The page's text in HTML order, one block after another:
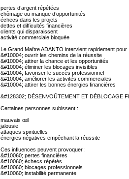
pertes d’argent répétées
chômage ou manque d’opportunités
échecs dans les projets
dettes et difficultés financières
clients qui disparaissent
activité commerciale bloquée
Le Grand Maître ADANTO intervient rapidement pour :
&#10004; ouvrir les chemins de la réussite
&#10004; attirer la chance et les opportunités
&#10004; éliminer les blocages invisibles
&#10004; favoriser le succès professionnel
&#10004; améliorer les activités commerciales
&#10004; attirer les bonnes énergies financières
&#128302; DÉSENVOÛTEMENT ET DÉBLOCAGE
Certaines personnes subissent :
mauvais œil
jalousie
attaques spirituelles
énergies négatives empêchant la réussite
Ces influences peuvent provoquer :
&#10060; pertes financières
&#10060; échecs répétés
&#10060; blocages professionnels
&#10060; instabilité permanente